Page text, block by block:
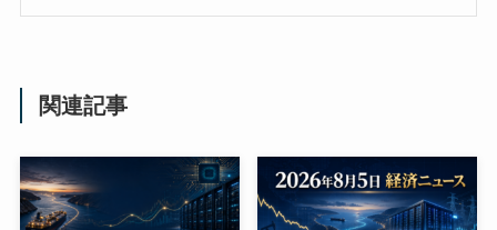
関連記事